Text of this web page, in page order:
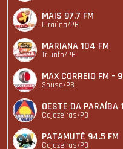
MAIS 97.7 FM
Uiraúna/PB
MARIANA 104 FM
Triunfo/PB
MAX CORREIO FM -
Sousa/PB
OESTE DA PARAÍBA
Cajazeiras/PB
PATAMUTÉ 94.5 FM
Cajazeiras/PB